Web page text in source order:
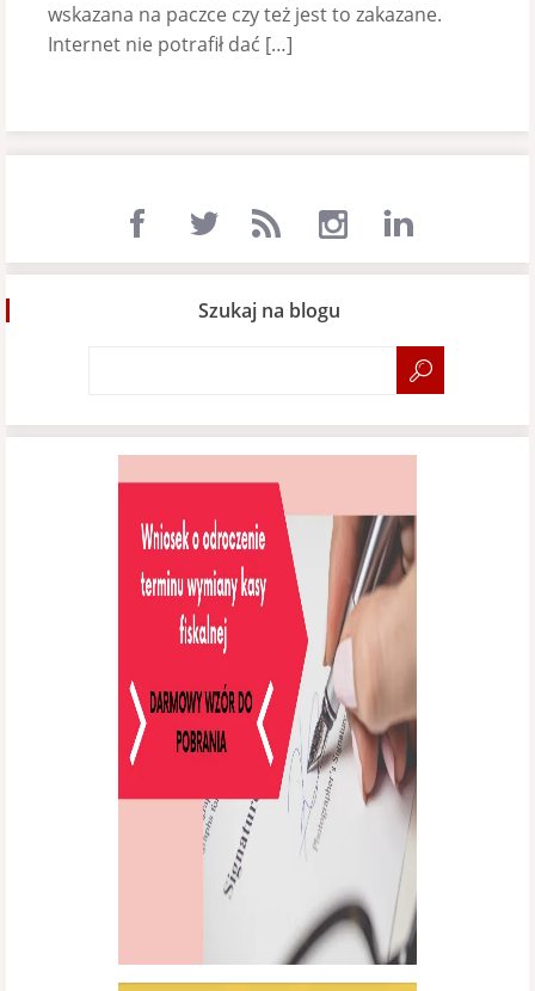
wskazana na paczce czy też jest to zakazane.
Internet nie potrafił dać […]
Szukaj na blogu